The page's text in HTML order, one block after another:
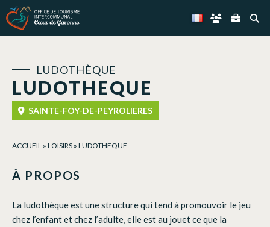
LUDOTHEQUE
LUDOTHÈQUE
SAINTE-FOY-DE-PEYROLIERES
ACCUEIL » LOISIRS » LUDOTHEQUE
À PROPOS
La ludothèque est une structure qui tend à promouvoir le jeu
chez l’enfant et chez l’adulte, elle est au jouet ce que la
Panneau de gestion des cookies